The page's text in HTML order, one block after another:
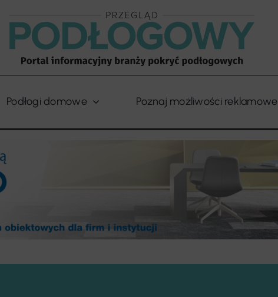
Podłogi domowe Poznaj możliwości reklamowe